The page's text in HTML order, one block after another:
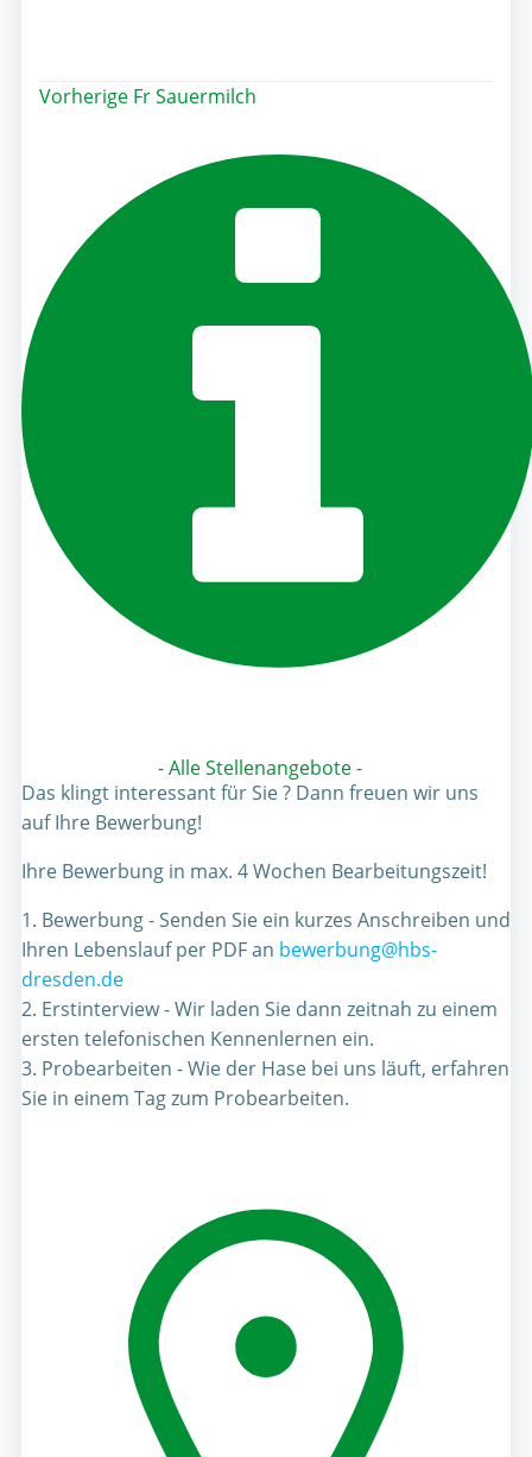
Post
navigation
Vorherige Fr Sauermilch
- Alle Stellenangebote -
Das klingt interessant für Sie ? Dann freuen wir uns
auf Ihre Bewerbung!
Ihre Bewerbung in max. 4 Wochen Bearbeitungszeit!
1. Bewerbung - Senden Sie ein kurzes Anschreiben und
Ihren Lebenslauf per PDF an bewerbung@hbs-
dresden.de
2. Erstinterview - Wir laden Sie dann zeitnah zu einem
ersten telefonischen Kennenlernen ein.
3. Probearbeiten - Wie der Hase bei uns läuft, erfahren
Sie in einem Tag zum Probearbeiten.